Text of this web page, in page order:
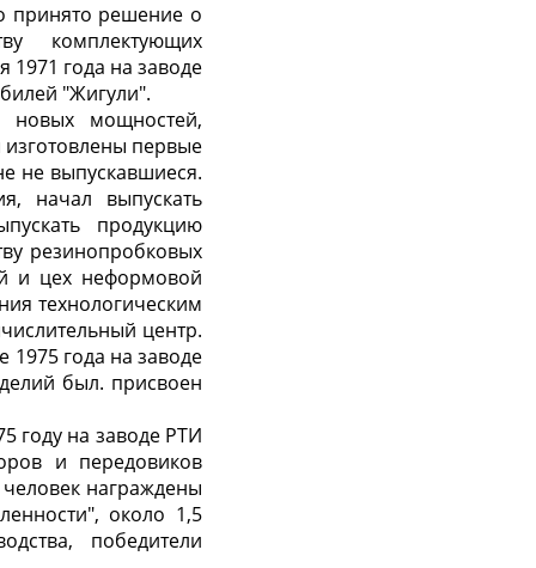
принято решение о
комплектующих
1971 года на заводе
"Жигули".
новых мощностей,
первые
не выпускавшиеся.
начал выпускать
продукцию
резинопробковых
и цех неформовой
технологическим
центр.
1975 года на заводе
был. присвоен
году на заводе РТИ
и передовиков
награждены
около 1,5
победители